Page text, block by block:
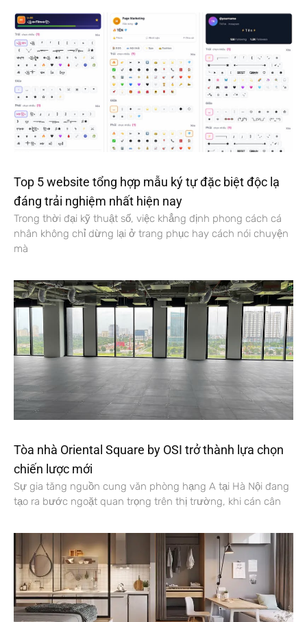
Top 5 website tổng hợp mẫu ký tự đặc biệt độc lạ
đáng trải nghiệm nhất hiện nay
Trong thời đại kỹ thuật số, việc khẳng định phong cách cá
nhân không chỉ dừng lại ở trang phục hay cách nói chuyện
mà
Tòa nhà Oriental Square by OSI trở thành lựa chọn
chiến lược mới
Sự gia tăng nguồn cung văn phòng hạng A tại Hà Nội đang
tạo ra bước ngoặt quan trọng trên thị trường, khi cán cân